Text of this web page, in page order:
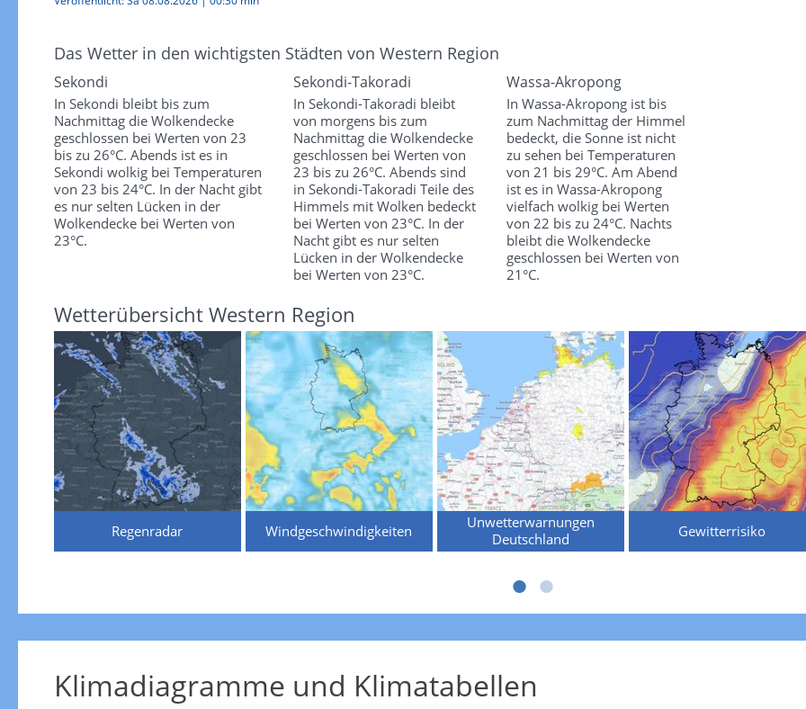
Das Wetter in den wichtigsten Städten von Western Region
Sekondi
In Sekondi bleibt bis zum
Nachmittag die Wolkendecke
geschlossen bei Werten von 23
bis zu 26°C. Abends ist es in
Sekondi wolkig bei Temperaturen
von 23 bis 24°C. In der Nacht gibt
es nur selten Lücken in der
Wolkendecke bei Werten von
23°C.
Sekondi-Takoradi
In Sekondi-Takoradi bleibt
von morgens bis zum
Nachmittag die Wolkendecke
geschlossen bei Werten von
23 bis zu 26°C. Abends sind
in Sekondi-Takoradi Teile des
Himmels mit Wolken bedeckt
bei Werten von 23°C. In der
Nacht gibt es nur selten
Lücken in der Wolkendecke
bei Werten von 23°C.
Wassa-Akropong
In Wassa-Akropong ist bis
zum Nachmittag der Himmel
bedeckt, die Sonne ist nicht
zu sehen bei Temperaturen
von 21 bis 29°C. Am Abend
ist es in Wassa-Akropong
vielfach wolkig bei Werten
von 22 bis zu 24°C. Nachts
bleibt die Wolkendecke
geschlossen bei Werten von
21°C.
Wetterübersicht Western Region
Regenradar Windgeschwindigkeiten
Unwetterwarnungen
Deutschland
Gewitterrisiko
Klimadiagramme und Klimatabellen